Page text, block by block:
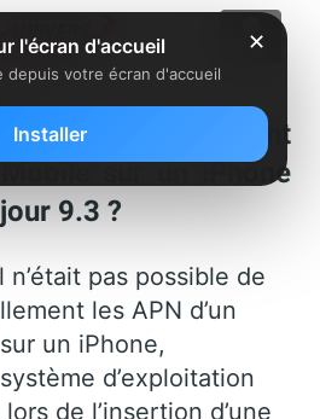
manuellement
sur un iPhone
9.3 ?
n’était pas possible de
les APN d’un
un iPhone,
d’exploitation
de l’insertion d’une
✕
l'écran d'accueil
depuis votre écran d'accueil
Installer